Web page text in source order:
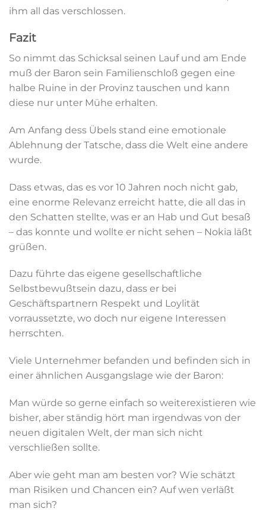
ihm all das verschlossen.
Fazit
So nimmt das Schicksal seinen Lauf und am Ende
muß der Baron sein Familienschloß gegen eine
halbe Ruine in der Provinz tauschen und kann
diese nur unter Mühe erhalten.
Am Anfang dess Übels stand eine emotionale
Ablehnung der Tatsche, dass die Welt eine andere
wurde.
Dass etwas, das es vor 10 Jahren noch nicht gab,
eine enorme Relevanz erreicht hatte, die all das in
den Schatten stellte, was er an Hab und Gut besaß
– das konnte und wollte er nicht sehen – Nokia läßt
grüßen.
Dazu führte das eigene gesellschaftliche
Selbstbewußtsein dazu, dass er bei
Geschäftspartnern Respekt und Loylität
vorraussetzte, wo doch nur eigene Interessen
herrschten.
Viele Unternehmer befanden und befinden sich in
einer ähnlichen Ausgangslage wie der Baron:
Man würde so gerne einfach so weiterexistieren wie
bisher, aber ständig hört man irgendwas von der
neuen digitalen Welt, der man sich nicht
verschließen sollte.
Aber wie geht man am besten vor? Wie schätzt
man Risiken und Chancen ein? Auf wen verläßt
man sich?